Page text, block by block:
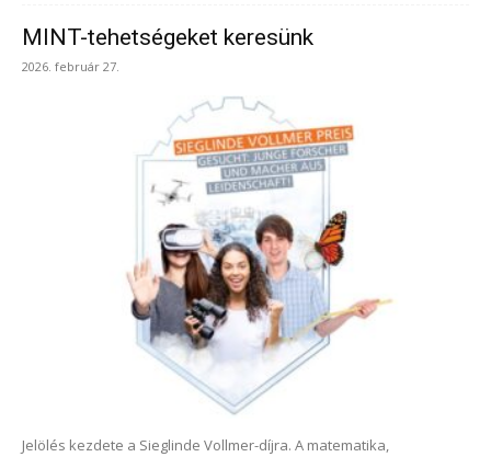
MINT-tehetségeket keresünk
2026. február 27.
Jelölés kezdete a Sieglinde Vollmer-díjra. A matematika,